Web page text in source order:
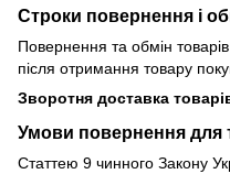
Строки повернення і
Повернення та обмін
після отримання товару
Зворотня доставка
Умови повернення для
Статтею 9 чинного Закону